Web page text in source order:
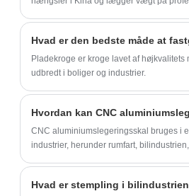
Pladekroge er kroge lavet af højkvalitets
udbredt i boliger og industrier.
CNC aluminiumslegeringsskal bruges i
industrier, herunder rumfart,